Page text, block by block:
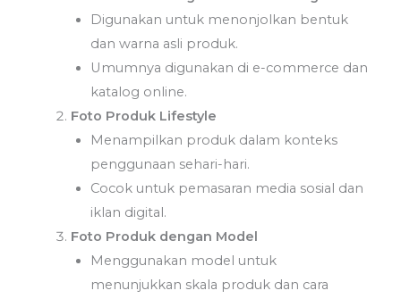
Digunakan untuk menonjolkan bentuk
dan warna asli produk.
Umumnya digunakan di e-commerce dan
katalog online.
Foto Produk Lifestyle
Menampilkan produk dalam konteks
penggunaan sehari-hari.
Cocok untuk pemasaran media sosial dan
iklan digital.
Foto Produk dengan Model
Menggunakan model untuk
menunjukkan skala produk dan cara